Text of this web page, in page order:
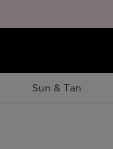
Sun & Tan